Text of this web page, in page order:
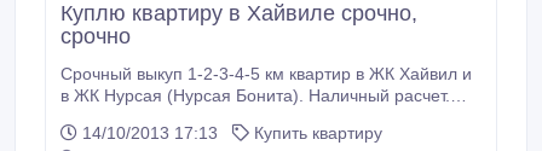
Куплю квартиру в Хайвиле срочно,
срочно
Срочный выкуп 1-2-3-4-5 км квартир в ЖК Хайвил и
в ЖК Нурсая (Нурсая Бонита). Наличный расчет.
3416226 Азат.
14/10/2013 17:13
Купить квартиру